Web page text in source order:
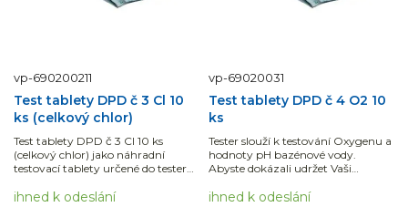
vp-690200211
Test tablety DPD č 3 Cl 10
ks (celkový chlor)
Test tablety DPD č 3 Cl 10 ks
(celkový chlor) jako náhradní
testovací tablety určené do testerů
celkového chlóru v bazénové vodě
ihned k odeslání
vp-69020031
Test tablety DPD č 4 O2 10
ks
Tester slouží k testování Oxygenu a
hodnoty pH bazénové vody.
Abyste dokázali udržet Vaši
je jeho použití nezbytně nutné.
ihned k odeslání